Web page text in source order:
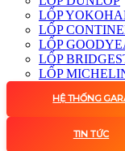
LỐP
LỐP
LỐP
LỐP
LỐP
HỆ THỐNG
TIN TỨC